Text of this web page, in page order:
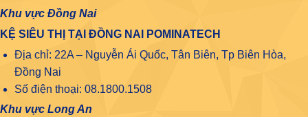
Khu vực Đồng Nai
KỆ SIÊU THỊ TẠI ĐỒNG NAI POMINATECH
Địa chỉ: 22A – Nguyễn Ái Quốc, Tân Biên, Tp Biên Hòa,
Đồng Nai
Số điện thoại: 08.1800.1508
Khu vực Long An